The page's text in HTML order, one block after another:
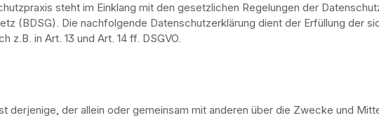
steht im Einklang mit den gesetzlichen Regelungen der
(BDSG). Die nachfolgende Datenschutzerklärung dient der Erfüllung der
in Art. 13 und Art. 14 ff. DSGVO.
derjenige, der allein oder gemeinsam mit anderen über die Zwecke und